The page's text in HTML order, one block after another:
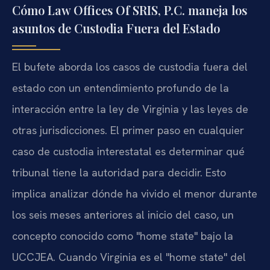
Cómo Law Offices Of SRIS, P.C. maneja los
asuntos de Custodia Fuera del Estado
El bufete aborda los casos de custodia fuera del
estado con un entendimiento profundo de la
interacción entre la ley de Virginia y las leyes de
otras jurisdicciones. El primer paso en cualquier
caso de custodia interestatal es determinar qué
tribunal tiene la autoridad para decidir. Esto
implica analizar dónde ha vivido el menor durante
los seis meses anteriores al inicio del caso, un
concepto conocido como "home state" bajo la
UCCJEA. Cuando Virginia es el "home state" del